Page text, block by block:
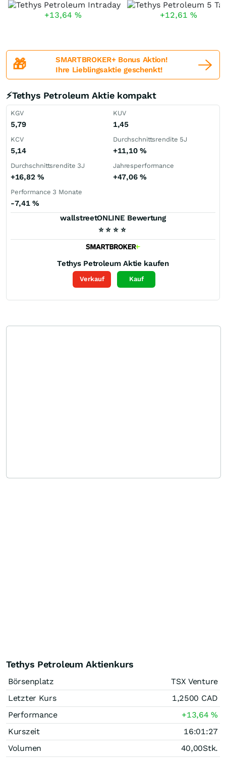
+13,64 % +12,61 %
🎁
SMARTBROKER+ Bonus Aktion!
Ihre Lieblingsaktie geschenkt!
⚡Tethys Petroleum Aktie kompakt
KGV
5,79
KUV
1,45
KCV
5,14
Durchschnittsrendite 5J
+11,10 %
Durchschnittsrendite 3J
+16,82 %
Jahresperformance
+47,06 %
Performance 3 Monate
-7,41%
wallstreetONLINE Bewertung
⭐ ⭐ ⭐ ⭐
Tethys Petroleum Aktie kaufen
Verkauf Kauf
Tethys Petroleum Aktienkurs
Börsenplatz
TSX Venture
Letzter Kurs
1,2500 CAD
Performance
+13,64%
Kurszeit
16:01:27
Volumen
40,00Stk.